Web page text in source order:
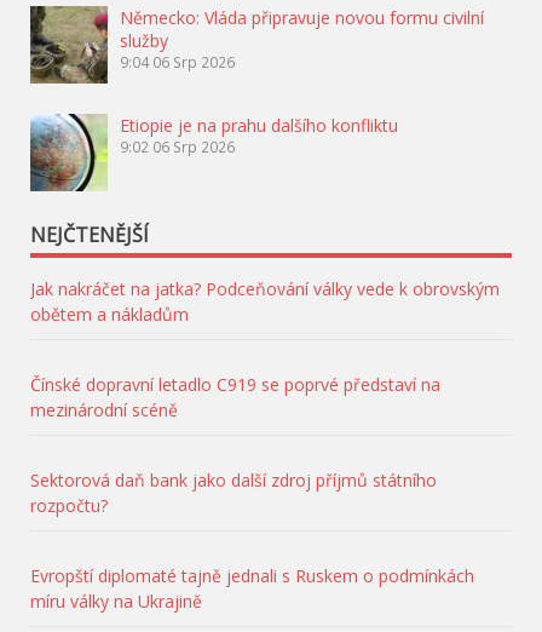
Německo: Vláda připravuje novou formu civilní
služby
9:04 06 Srp 2026
Etiopie je na prahu dalšího konfliktu
9:02 06 Srp 2026
NEJČTENĚJŠÍ
Jak nakráčet na jatka? Podceňování války vede k obrovským
obětem a nákladům
Čínské dopravní letadlo C919 se poprvé představí na
mezinárodní scéně
Sektorová daň bank jako další zdroj příjmů státního
rozpočtu?
Evropští diplomaté tajně jednali s Ruskem o podmínkách
míru války na Ukrajině